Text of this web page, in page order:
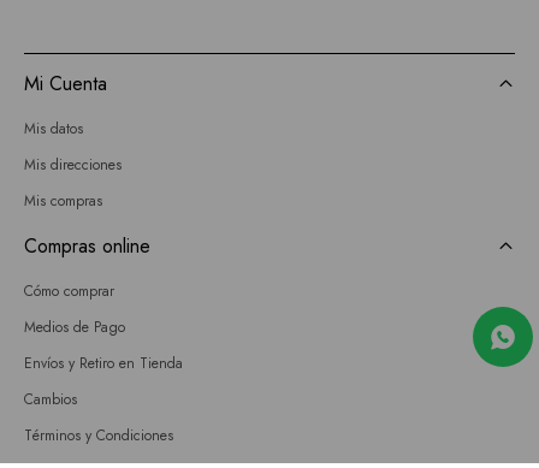
Mi Cuenta
Mis datos
Mis direcciones
Mis compras
Compras online
Cómo comprar
Medios de Pago
Envíos y Retiro en Tienda
Cambios
Términos y Condiciones